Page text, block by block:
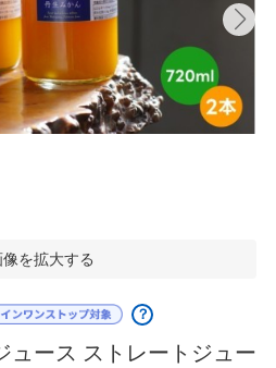
像を拡大する
？
ュース ストレートジュー